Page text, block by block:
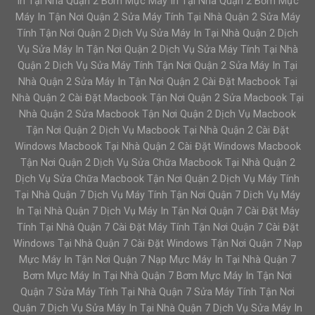
Máy In Tận Nơi Quận 2 Sửa Máy Tính Tại Nhà Quận 2 Sửa Máy
Tính Tận Nơi Quận 2 Dịch Vụ Sửa Máy In Tại Nhà Quận 2 Dịch
Vụ Sửa Máy In Tận Nơi Quận 2 Dịch Vụ Sửa Máy Tính Tại Nhà
Quận 2 Dịch Vụ Sửa Máy Tính Tận Nơi Quận 2 Sửa Máy In Tại
Nhà Quận 2 Sửa Máy In Tận Nơi Quận 2 Cài Đặt Macbook Tại
Nhà Quận 2 Cài Đặt Macbook Tận Nơi Quận 2 Sửa Macbook Tại
Nhà Quận 2 Sửa Macbook Tận Nơi Quận 2 Dịch Vụ Macbook
Tận Nơi Quận 2 Dịch Vụ Macbook Tại Nhà Quận 2 Cài Đặt
Windows Macbook Tại Nhà Quận 2 Cài Đặt Windows Macbook
Tận Nơi Quận 2 Dịch Vụ Sửa Chữa Macbook Tại Nhà Quận 2
Dịch Vụ Sửa Chữa Macbook Tận Nơi Quận 2 Dịch Vụ Máy Tính
Tại Nhà Quận 7 Dịch Vụ Máy Tính Tận Nơi Quận 7 Dịch Vụ Máy
In Tại Nhà Quận 7 Dịch Vụ Máy In Tận Nơi Quận 7 Cài Đặt Máy
Tính Tại Nhà Quận 7 Cài Đặt Máy Tính Tận Nơi Quận 7 Cài Đặt
Windows Tại Nhà Quận 7 Cài Đặt Windows Tận Nơi Quận 7 Nạp
Mực Máy In Tận Nơi Quận 7 Nạp Mực Máy In Tại Nhà Quận 7
Bơm Mực Máy In Tại Nhà Quận 7 Bơm Mực Máy In Tận Nơi
Quận 7 Sửa Máy Tính Tại Nhà Quận 7 Sửa Máy Tính Tận Nơi
Quận 7 Dịch Vụ Sửa Máy In Tại Nhà Quận 7 Dịch Vụ Sửa Máy In